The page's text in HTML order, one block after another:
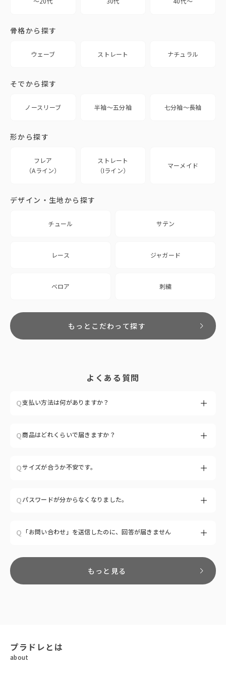
骨格から探す
ウェーブ ストレート ナチュラル
そでから探す
ノースリーブ 半袖〜五分袖 七分袖〜長袖
形から探す
フレア
（Aライン）
ストレート
（Iライン）
マーメイド
デザイン・生地から探す
チュール サテン
レース ジャガード
ベロア 刺繍
もっとこだわって探す
よくある質問
Q支払い方法は何がありますか？
Mastercard／JCBなど）
Q商品はどれくらいで届きますか？
ショップ・ブランドの「会社概要」ページをご確認ください。
Qサイズが合うか不安です。
け感などをグラフ形式で記載していますので、参考にご確認くださ
Qパスワードが分からなくなりました。
れた方はこちら」より、ご登録のメールアドレス（ログインID）を
設定をお願いいたします。
ご登録メールアドレスが不明の場合はお問い合わせページよりご連
Q 「お問い合わせ」を送信したのに、回答が届きません
A平日10時00分〜18時30分までの間で、カスタマーサポートより返
平日時間外、土日祝のお問い合わせにつきましては、翌営業日に返
信しております。
レスで再度お問い合わせください。
(GmailやYahooなど、PCでも利用可能なメールアドレスを推奨し
もっと見る
プラドレとは
about